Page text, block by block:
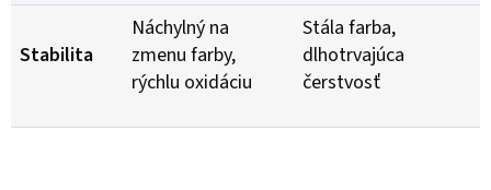
Stabilita
Náchylný na
zmenu farby,
rýchlu oxidáciu
Stála farba,
dlhotrvajúca
čerstvosť